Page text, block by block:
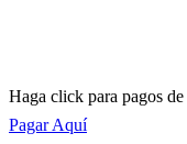
Haga click para pagos
Pagar Aquí